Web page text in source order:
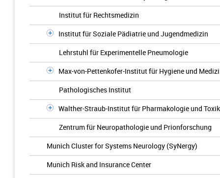
Institut für Rechtsmedizin
Institut für Soziale Pädiatrie und Jugendmedizin
Lehrstuhl für Experimentelle Pneumologie
Max-von-Pettenkofer-Institut für Hygiene und
Pathologisches Institut
Walther-Straub-Institut für Pharmakologie und
Zentrum für Neuropathologie und Prionforschung
Munich Cluster for Systems Neurology (SyNergy)
Munich Risk and Insurance Center